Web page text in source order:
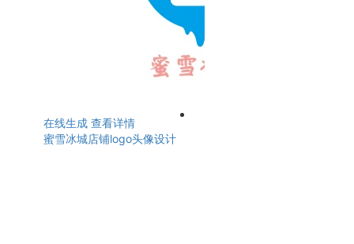
在线生成 查看详情
蜜雪冰城店铺logo头像设计